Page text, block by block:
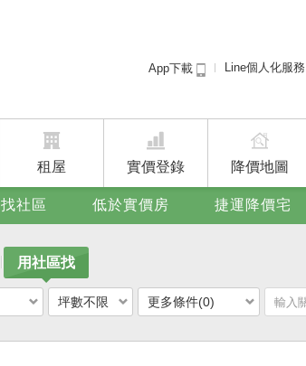
App下載 Line個人化服務
租屋 實價登錄 降價地圖
找社區 低於實價房 捷運降價宅
用社區找
坪數不限 更多條件(0)